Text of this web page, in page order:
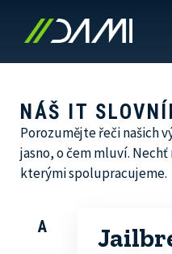
NÁŠ IT
Porozumějte řeči našich
jasno, o čem mluví.
kterými spolupracujeme.
A